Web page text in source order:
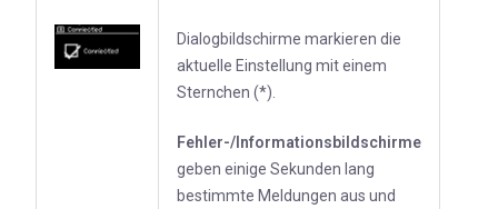
Dialogbildschirme markieren die
aktuelle Einstellung mit einem
Sternchen (*).
Fehler-/Informationsbildschirme
geben einige Sekunden lang
bestimmte Meldungen aus und